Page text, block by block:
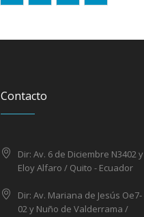
Contacto
Dir: Av. 6 de Diciembre N3402 y
Eloy Alfaro / Quito - Ecuador
Dir: Av. Mariana de Jesús Oe7-
02 y Nuño de Valderrama /